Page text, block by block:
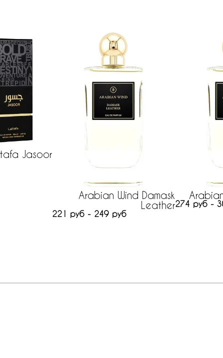
Jasoor
Arabian Wind Damask
Leather
221 руб - 249 руб
274 руб -